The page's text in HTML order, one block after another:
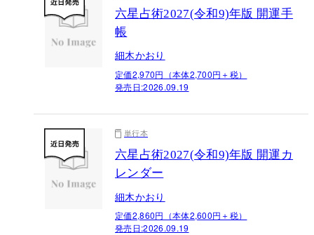
六星占術2027(令和9)年版 開運手
帳
細木かおり
定価2,970円（本体2,700円＋税）
発売日:2026.09.19
単行本
六星占術2027(令和9)年版 開運カ
レンダー
細木かおり
定価2,860円（本体2,600円＋税）
発売日:2026.09.19